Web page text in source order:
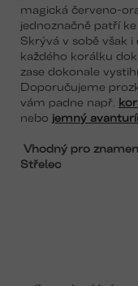
magická červeno-
jednoznačně patří
Skrývá v sobě však
každého korálku
zase dokonale
Doporučujeme
vám padne např.
nebo jemný
Vhodný pro
Střelec